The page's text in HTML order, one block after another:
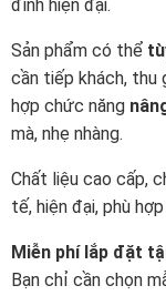
đình hiện đại.
Sản phẩm có thể
cần tiếp khách,
hợp chức năng
mà, nhẹ nhàng.
Chất liệu cao cấp,
tế, hiện đại, phù
Miễn phí lắp đặt
Bạn chỉ cần chọn